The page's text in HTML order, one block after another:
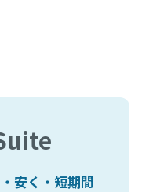
安く・短期間